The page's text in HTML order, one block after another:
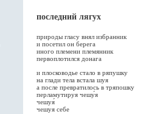
последний лягух
природы гласу внял избранник
и посетил он берега
иного племени племянник
первоплотился донага
и плосководье стало в ряпушку
на глади тела встала шуя
а после превратилось в тряпошку
перламутируя чешу́я
чешуя́
чешуя себе